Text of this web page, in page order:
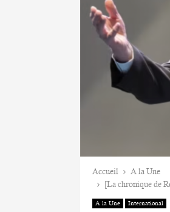
Accueil
A la Une
[La chronique de
A la Une International